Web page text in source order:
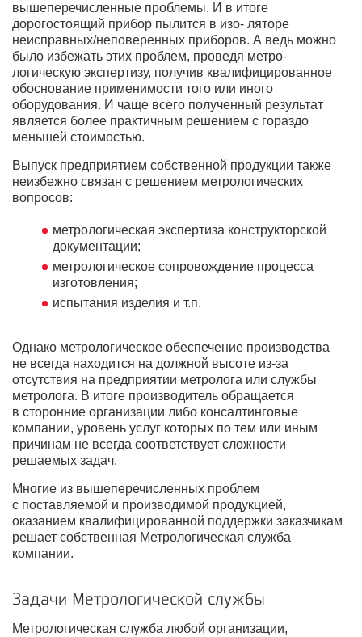
вышеперечисленные проблемы. И в итоге
дорогостоящий прибор пылится в изо- ляторе
неисправных/неповеренных приборов. А ведь можно
было избежать этих проблем, проведя метро-
логическую экспертизу, получив квалифицированное
обоснование применимости того или иного
оборудования. И чаще всего полученный результат
является более практичным решением с гораздо
меньшей стоимостью.
Выпуск предприятием собственной продукции также
неизбежно связан с решением метрологических
вопросов:
метрологическая экспертиза конструкторской
документации;
метрологическое сопровождение процесса
изготовления;
испытания изделия и т.п.
Однако метрологическое обеспечение производства
не всегда находится на должной высоте из-за
отсутствия на предприятии метролога или службы
метролога. В итоге производитель обращается
в сторонние организации либо консалтинговые
компании, уровень услуг которых по тем или иным
причинам не всегда соответствует сложности
решаемых задач.
Многие из вышеперечисленных проблем
с поставляемой и производимой продукцией,
оказанием квалифицированной поддержки заказчикам
решает собственная Метрологическая служба
компании.
Задачи Метрологической службы
Метрологическая служба любой организации,